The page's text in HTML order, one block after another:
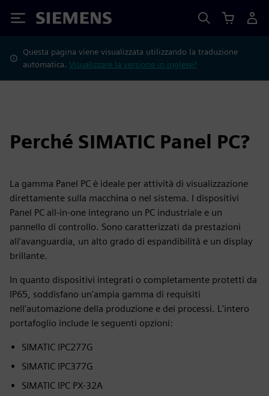
Siemens
Questa pagina viene visualizzata utilizzando la traduzione
automatica.Visualizzare la versione in inglese?
Perché SIMATIC Panel PC?
La gamma Panel PC è ideale per attività di visualizzazione
direttamente sulla macchina o nel sistema. I dispositivi
Panel PC all-in-one integrano un PC industriale e un
pannello di controllo. Sono caratterizzati da prestazioni
all'avanguardia, un alto grado di espandibilità e un display
brillante.
In quanto dispositivi integrati o completamente protetti da
IP65, soddisfano un'ampia gamma di requisiti
nell'automazione della produzione e dei processi. L'intero
portafoglio include le seguenti opzioni:
SIMATIC IPC277G
SIMATIC IPC377G
SIMATIC IPC PX-32A